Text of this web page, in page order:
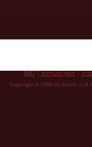
B4U |הוסף למעודפים
Copyright © 2008 by live24.co.il